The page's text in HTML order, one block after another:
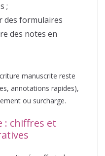
;
des formulaires
des notes en
manuscrite reste
annotations rapides),
ou surcharge.
: chiffres et